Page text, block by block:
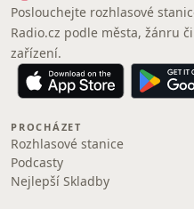
Poslouchejte rozhlasové
Radio.cz podle města, žánru
zařízení.
PROCHÁZET
Rozhlasové stanice
Podcasty
Nejlepší Skladby